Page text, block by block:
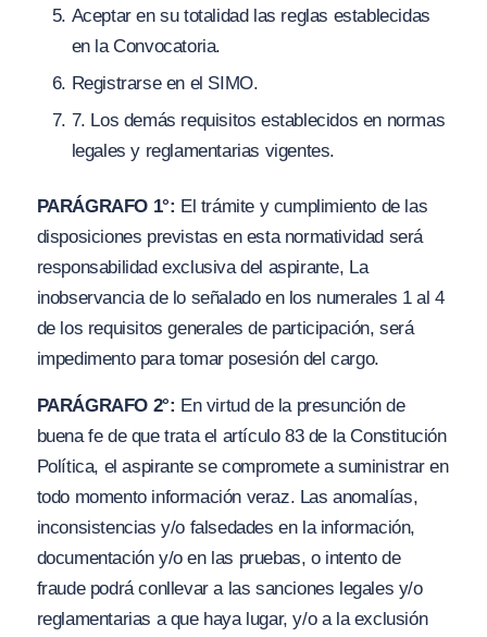
Aceptar en su totalidad las reglas establecidas
en la Convocatoria.
Registrarse en el SIMO.
7. Los demás requisitos establecidos en normas
legales y reglamentarias vigentes.
PARÁGRAFO 1°: El trámite y cumplimiento de las
disposiciones previstas en esta normatividad será
responsabilidad exclusiva del aspirante, La
inobservancia de lo señalado en los numerales 1 al 4
de los requisitos generales de participación, será
impedimento para tomar posesión del cargo.
PARÁGRAFO 2°: En virtud de la presunción de
buena fe de que trata el artículo 83 de la Constitución
Política, el aspirante se compromete a suministrar en
todo momento información veraz. Las anomalías,
inconsistencias y/o falsedades en la información,
documentación y/o en las pruebas, o intento de
fraude podrá conllevar a las sanciones legales y/o
reglamentarias a que haya lugar, y/o a la exclusión